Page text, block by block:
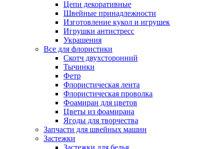
Цепи декоративные
Швейные принадлежности
Изготовление кукол и игрушек
Игрушки антистресс
Украшения
Все для флористики
Скотч двухсторонний
Тычинки
Фетр
Флористическая лента
Флористическая проволка
Фоамиран для цветов
Цветы из фоамирана
Ягоды для творчества
Запчасти для швейных машин
Застежки
Застежки для белья